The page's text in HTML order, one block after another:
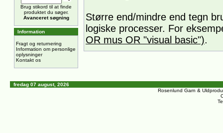
Brug stikord til at finde
produktet du søger.
Avanceret søgning
Information
Fragt og returnering
Information om personlige
oplysninger
Kontakt os
Større end/mindre end tegn
logiske processer. For
OR mus OR "visual basic").
fredag 07 august, 2026
Rosenlund Garn &